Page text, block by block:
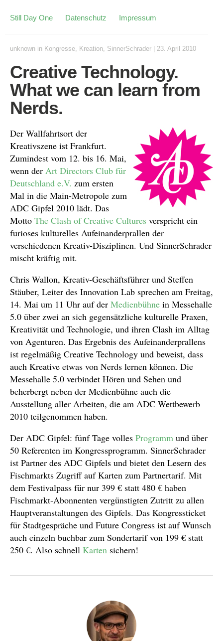
Still Day One Datenschutz Impressum
unknown in Kongresse, Kreation, SinnerSchrader 23. April 2010
Creative Technology.
What we can learn from
Nerds.
Der Wallfahrtsort der
Kreativszene ist Frankfurt.
Zumindest vom 12. bis 16. Mai,
wenn der Art Directors Club für
Deutschland e.V. zum ersten
Mal in die Main-Metropole zum
ADC Gipfel 2010 lädt. Das
Motto The Clash of Creative Cultures verspricht ein
furioses kulturelles Aufeinanderprallen der
verschiedenen Kreativ-Disziplinen. Und SinnerSchrader
mischt kräftig mit.
Chris Wallon, Kreativ-Geschäftsführer und Steffen
Stäuber, Leiter des Innovation Lab sprechen am Freitag,
14. Mai um 11 Uhr auf der Medienbühne in Messehalle
5.0 über zwei an sich gegensätzliche kulturelle Praxen,
Kreativität und Technologie, und ihren Clash im Alltag
von Agenturen. Das Ergebnis des Aufeinanderprallens
ist regelmäßig Creative Technology und beweist, dass
auch Kreative etwas von Nerds lernen können. Die
Messehalle 5.0 verbindet Hören und Sehen und
beherbergt neben der Medienbühne auch die
Ausstellung aller Arbeiten, die am ADC Wettbewerb
2010 teilgenommen haben.
Der ADC Gipfel: fünf Tage volles Programm und über
50 Referenten im Kongressprogramm. SinnerSchrader
ist Partner des ADC Gipfels und bietet den Lesern des
Fischmarkts Zugriff auf Karten zum Partnertarif. Mit
dem Festivalpass für nur 399 € statt 480 € haben
Fischmarkt-Abonnenten vergünstigten Zutritt zu allen
Hauptveranstaltungen des Gipfels. Das Kongressticket
für Stadtgespräche und Future Congress ist auf Wunsch
auch einzeln buchbar zum Sondertarif von 199 € statt
250 €. Also schnell Karten sichern!